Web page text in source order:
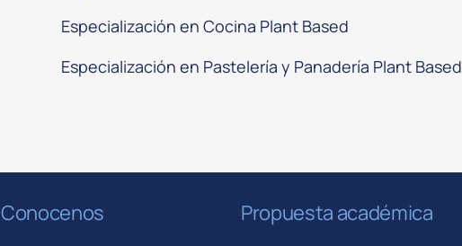
Especialización en Cocina Plant Based
Especialización en Pastelería y Panadería Plant Based
Conocenos Propuesta académica